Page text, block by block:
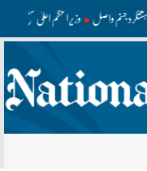
وزیراعظم اعلیٰ سطح